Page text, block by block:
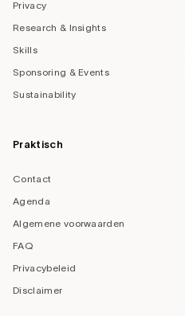
Privacy
Research & Insights
Skills
Sponsoring & Events
Sustainability
Praktisch
Contact
Agenda
Algemene voorwaarden
FAQ
Privacybeleid
Disclaimer